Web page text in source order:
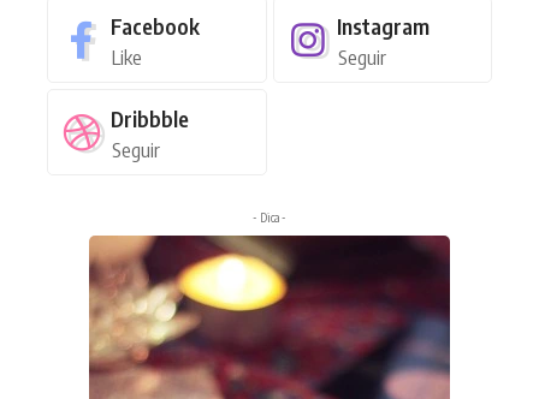
Facebook
Like
Instagram
Seguir
Dribbble
Seguir
- Dica -